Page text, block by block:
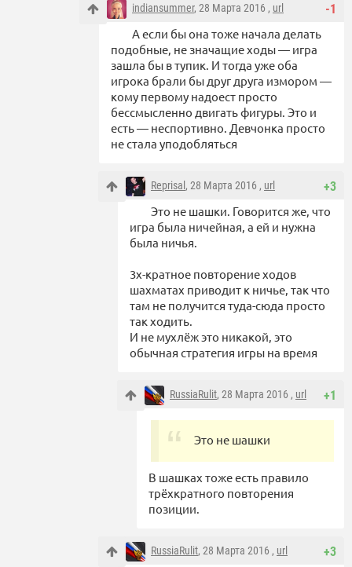
-1
indiansummer, 28 Марта 2016 , url
А если бы она тоже начала делать
подобные, не значащие ходы — игра
зашла бы в тупик. И тогда уже оба
игрока брали бы друг друга измором —
кому первому надоест просто
бессмысленно двигать фигуры. Это и
есть — неспортивно. Девчонка просто
не стала уподобляться
+3
Reprisal , 28 Марта 2016 , url
Это не шашки. Говорится же, что
игра была ничейная, а ей и нужна
была ничья.
3х-кратное повторение ходов
шахматах приводит к ничье, так что
там не получится туда-сюда просто
так ходить.
И не мухлёж это никакой, это
обычная стратегия игры на время
+1
RussiaRulit, 28 Марта 2016 , url
Это не шашки
В шашках тоже есть правило
трёхкратного повторения
позиции.
+3
RussiaRulit, 28 Марта 2016 , url